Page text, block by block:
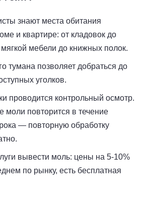
знают места обитания
и квартире: от кладовок до
мебели до книжных полок.
тумана позволяет добраться до
уголков.
проводится контрольный осмотр.
моли повторится в течение
— повторную обработку
вывести моль: цены на 5-10%
по рынку, есть бесплатная